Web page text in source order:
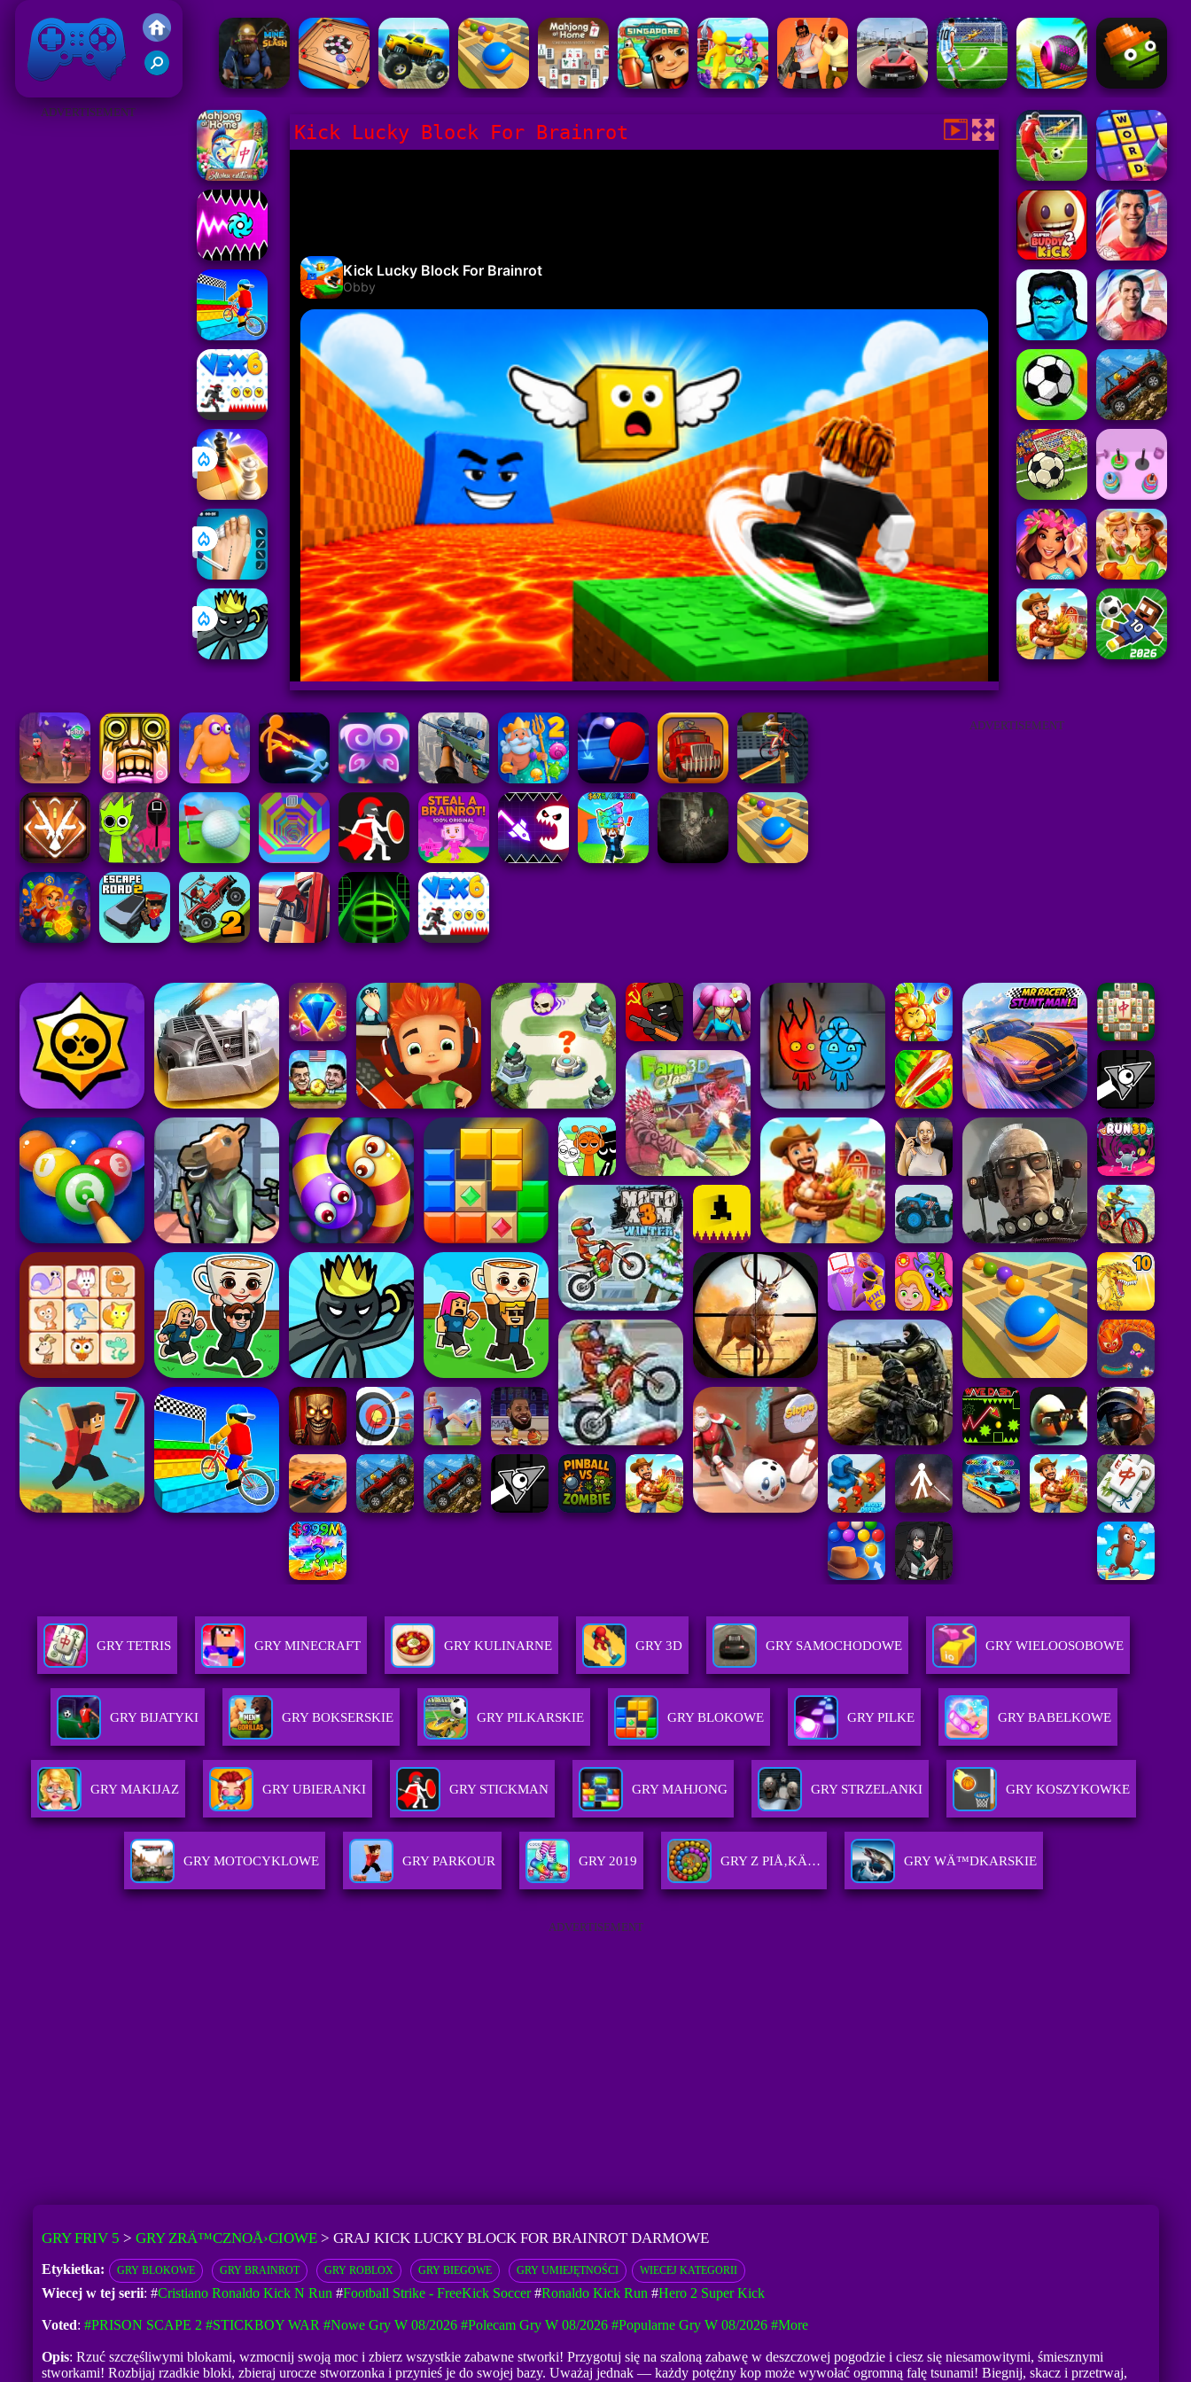
Gry Friv 5
ADVERTISEMENT
Kick Lucky Block For Brainrot
ADVERTISEMENT
GRY TETRIS GRY MINECRAFT GRY KULINARNE GRY 3D GRY SAMOCHODOWE GRY WIELOOSOBOWE
GRY BIJATYKI GRY BOKSERSKIE GRY PILKARSKIE GRY BLOKOWE GRY PILKE GRY BABELKOWE
GRY MAKIJAZ GRY UBIERANKI GRY STICKMAN GRY MAHJONG GRY STRZELANKI GRY KOSZYKOWKE
GRY MOTOCYKLOWE GRY PARKOUR GRY 2019 GRY Z PIÅ‚KÄ… GRY WÄ™DKARSKIE
ADVERTISEMENT
GRY FRIV 5 > GRY ZRÄ™CZNOÅ›CIOWE> GRAJ KICK LUCKY BLOCK FOR BRAINROT DARMOWE
Etykietka: GRY BLOKOWE GRY BRAINROT GRY ROBLOX GRY BIEGOWE GRY UMIEJĘTNOŚCI WIECEJ KATEGORII
Wiecej w tej serii: #Cristiano Ronaldo Kick N Run #Football Strike - FreeKick Soccer#Ronaldo Kick Run #Hero 2 Super Kick
Voted: #PRISON SCAPE 2 #STICKBOY WAR #Nowe Gry W 08/2026 #Polecam Gry W 08/2026 #Popularne Gry W 08/2026 #more
Opis: Rzuć szczęśliwymi blokami, wzmocnij swoją moc i zbierz wszystkie zabawne stworki! Przygotuj się na szaloną zabawę w deszczowej pogodzie i ciesz się niesamowitymi, śmiesznymi
stworkami! Rozbijaj rzadkie bloki, zbieraj urocze stworzonka i przynieś je do swojej bazy. Uważaj jednak — każdy potężny kop może wywołać ogromną falę tsunami! Biegnij, skacz i przetrwaj,